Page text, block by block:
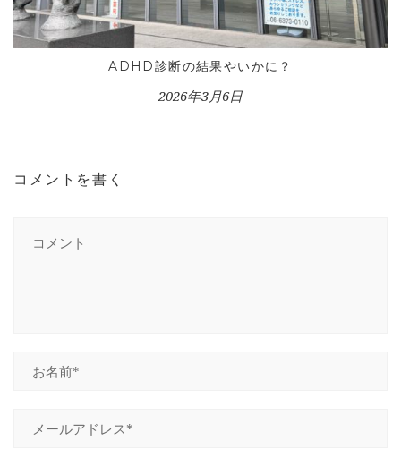
ADHD診断の結果やいかに？
2026年3月6日
コメントを書く